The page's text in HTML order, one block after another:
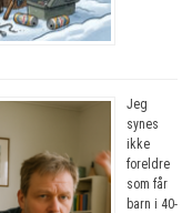
Jeg
synes
ikke
foreldre
som får
barn i 40-